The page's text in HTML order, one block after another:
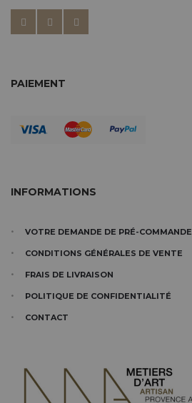
PAIEMENT
INFORMATIONS
VOTRE DEMANDE DE PRÉ-COMMANDE
CONDITIONS GÉNÉRALES DE VENTE
FRAIS DE LIVRAISON
POLITIQUE DE CONFIDENTIALITÉ
CONTACT